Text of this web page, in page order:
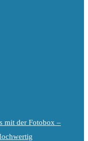
mit der Fotobox –